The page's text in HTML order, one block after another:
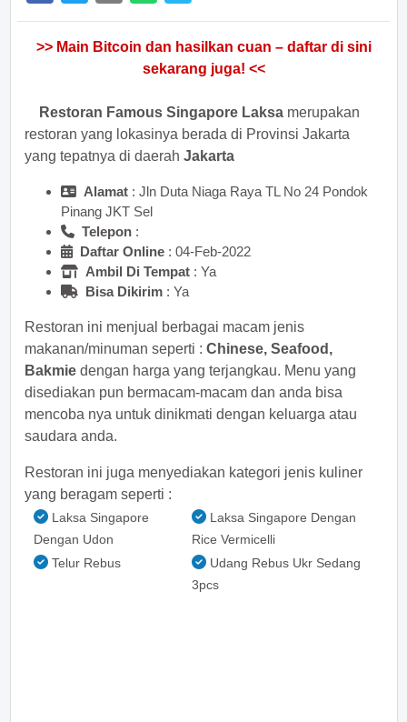
Restoran Famous Singapore Laksa merupakan
restoran yang lokasinya berada di Provinsi Jakarta
yang tepatnya di daerah Jakarta
Alamat : Jln Duta Niaga Raya TL No 24 Pondok
Pinang JKT Sel
Telepon :
Daftar Online : 04-Feb-2022
Ambil Di Tempat : Ya
Bisa Dikirim : Ya
Restoran ini menjual berbagai macam jenis
makanan/minuman seperti : Chinese, Seafood,
Bakmie dengan harga yang terjangkau. Menu yang
disediakan pun bermacam-macam dan anda bisa
mencoba nya untuk dinikmati dengan keluarga atau
saudara anda.
Restoran ini juga menyediakan kategori jenis kuliner
yang beragam seperti :
Laksa Singapore
Dengan Udon
Laksa Singapore Dengan
Rice Vermicelli
Telur Rebus
Udang Rebus Ukr Sedang
3pcs